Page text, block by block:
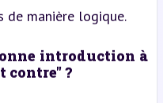
de manière logique.
introduction à
contre" ?